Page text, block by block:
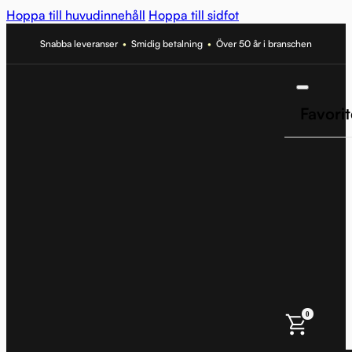
Hoppa till huvudinnehåll Hoppa till sidfot
Snabba leveranser • Smidig betalning • Över 50 år i branschen
0